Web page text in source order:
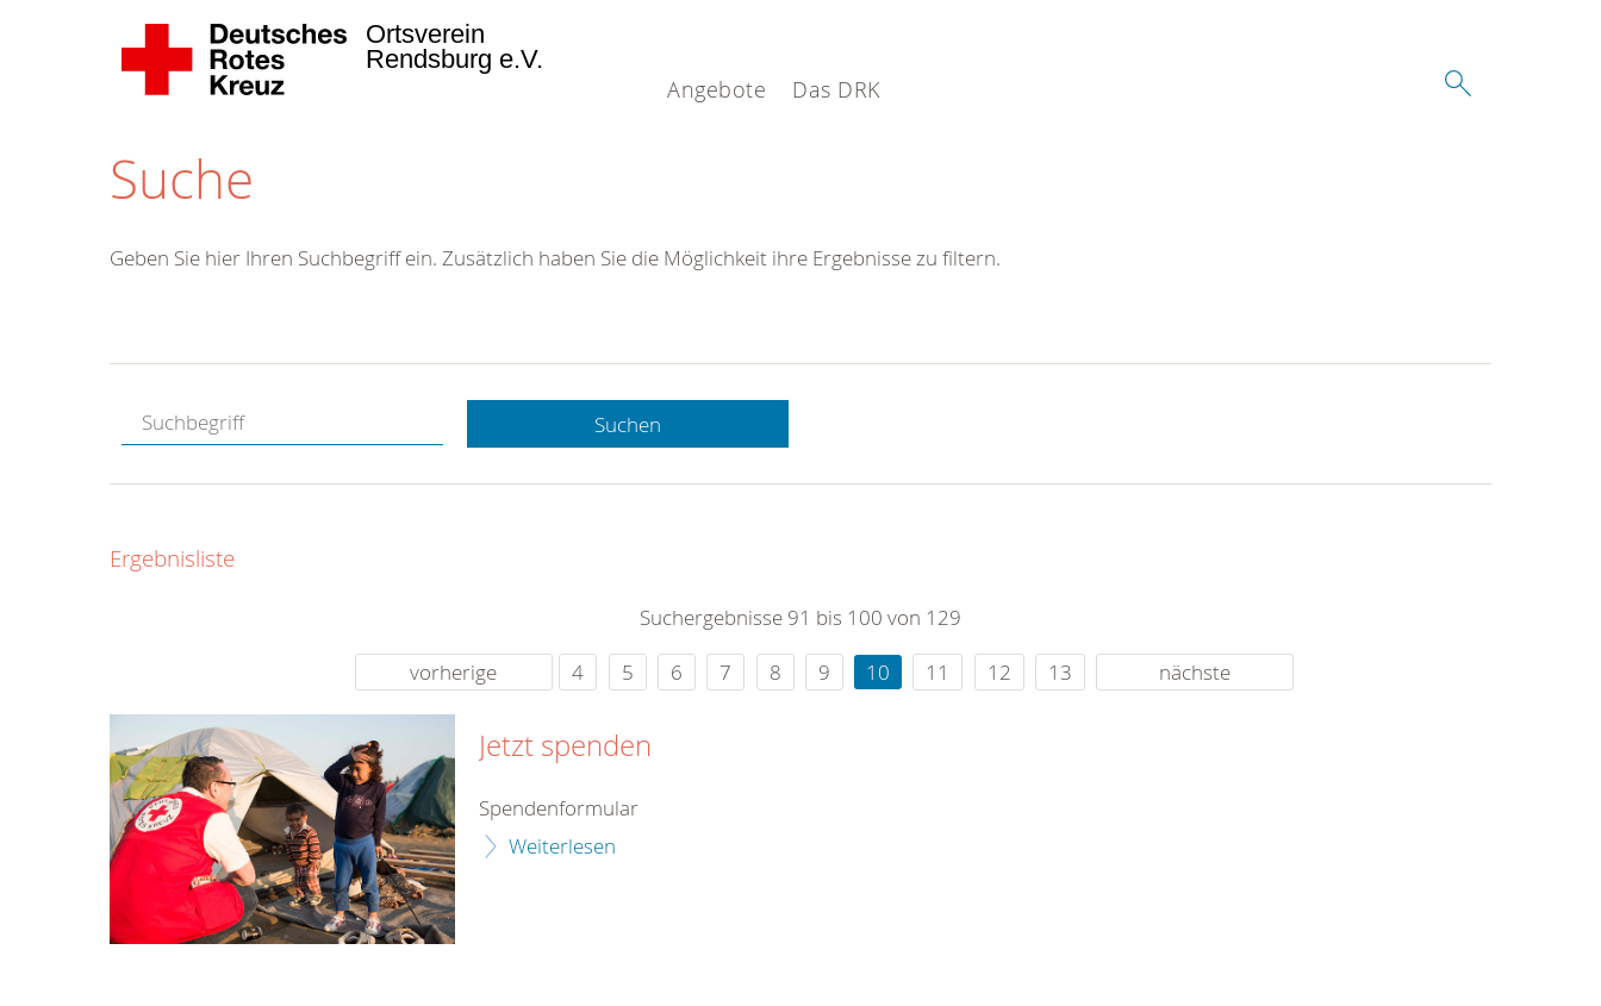
Angebote Das DRK
Ortsverein
Rendsburg e.V.
Suche
Hotline.
gerne.
rund um die Uhr
Geben Sie hier Ihren Suchbegriff ein. Zusätzlich haben Sie die Möglichkeit ihre Ergebnisse zu filtern.
Suchen
Ergebnisliste
Suchergebnisse 91 bis 100 von 129
vorherige
4 5 6 7 8 9 10 11 12 13 nächste
Jetzt spenden
Spendenformular
Weiterlesen